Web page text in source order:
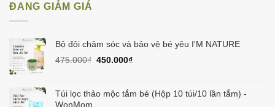
ĐANG GIẢM GIÁ
Bộ đôi chăm sóc và bảo vệ bé yêu I'M NATURE
475.000₫ Giá
475.000₫.
450.000₫Giá
là:
Túi lọc thảo mộc tắm bé (Hộp 10 túi/10 lần tắm) -
WonMom